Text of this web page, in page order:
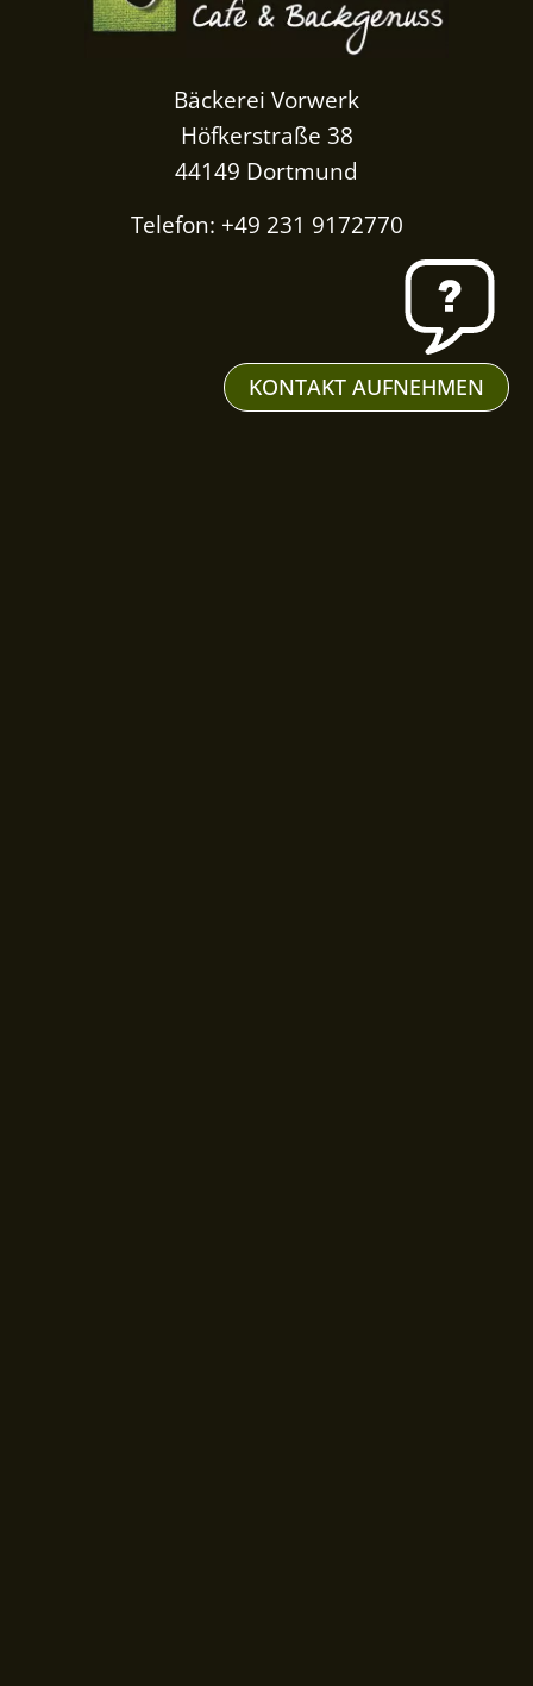
Bäckerei Vorwerk
Höfkerstraße 38
44149 Dortmund
Telefon: +49 231 9172770
KONTAKT AUFNEHMEN